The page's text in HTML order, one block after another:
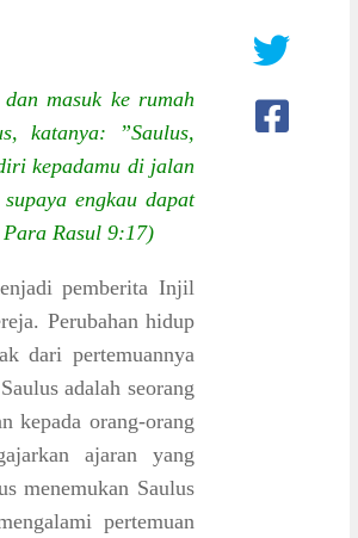
masuk ke rumah
katanya: ”Saulus,
kepadamu di jalan
engkau dapat
Rasul 9:17)
pemberita Injil
Perubahan hidup
dari pertemuannya
adalah seorang
kepada orang-orang
ajaran yang
menemukan Saulus
pertemuan